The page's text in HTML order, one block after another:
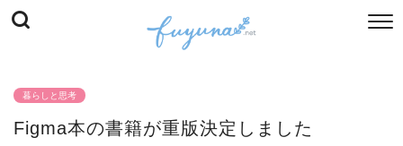
暮らしと思考
Figma本の書籍が重版決定しました